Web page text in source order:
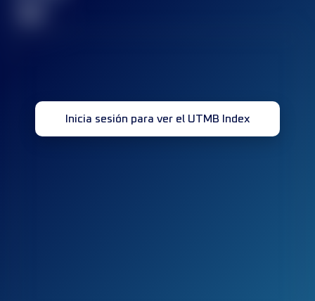
Inicia sesión para ver el UTMB Index